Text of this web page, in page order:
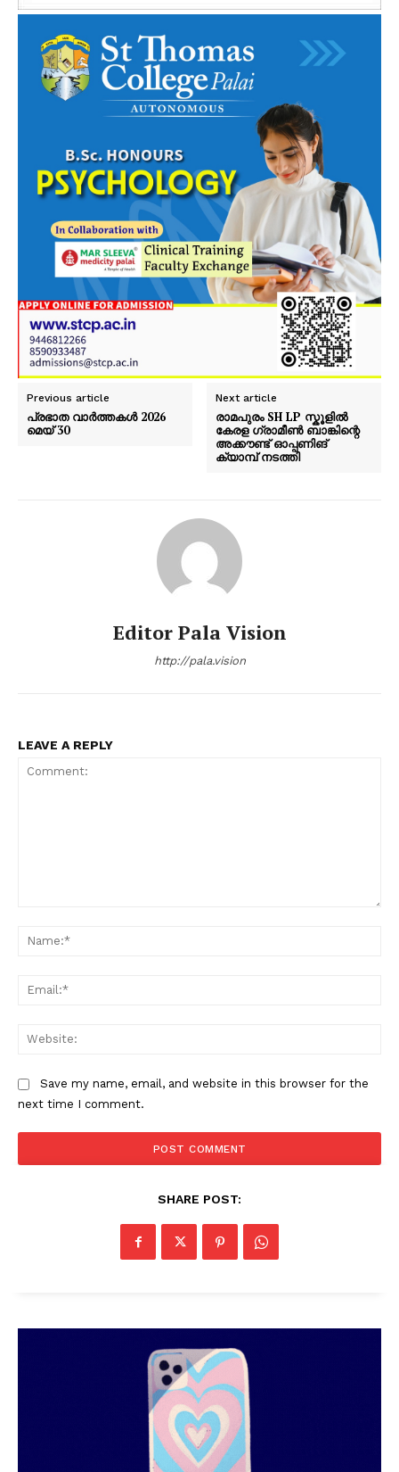
PALA VISION
Previous article
പ്രഭാത വാർത്തകൾ 2026
മെയ് 30
Next article
രാമപുരം SH LP സ്കൂളിൽ
കേരള ഗ്രാമീൺ ബാങ്കിന്റെ
അക്കൗണ്ട് ഓപ്പണിങ്
ക്യാമ്പ് നടത്തി
Editor Pala Vision
http://pala.vision
LEAVE A REPLY
Save my name, email, and website in this browser for the
next time I comment.
SHARE POST: